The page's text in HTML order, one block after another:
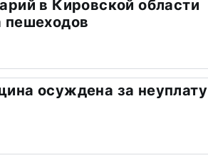
в Кировской области
осуждена за неуплату